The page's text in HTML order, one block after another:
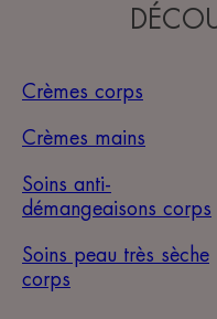
Crèmes corps
Crèmes mains
Soins anti-
démangeaisons corps
Soins peau très sèche
corps